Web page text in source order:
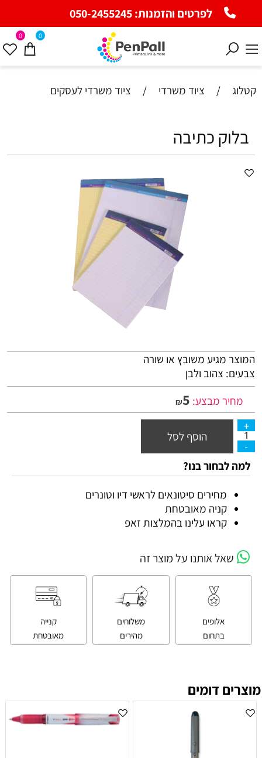
לפרטים והזמנות:050-2455245
0 0
קטלוג / ציוד משרדי / ציוד משרדי לעסקים
בלוק כתיבה
המוצר מגיע משובץ או שורה
צבעים: צהוב ולבן
מחיר מבצע:
₪5
הוסף לסל
למה לבחור בנו?
מחירים סיטונאים לראשי דיו וטונרים
קניה מאובטחת
קראו עלינו בהמלצות זאפ
שאל אותנו על מוצר זה
אלופים
בתחום
משלוחים
מהירים
קנייה
מאובטחת
מוצרים דומים